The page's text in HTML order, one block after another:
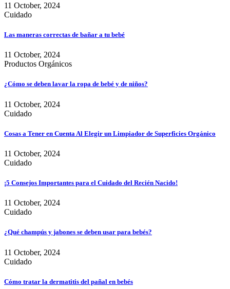
11 October, 2024
Cuidado
Las maneras correctas de bañar a tu bebé
11 October, 2024
Productos Orgánicos
¿Cómo se deben lavar la ropa de bebé y de niños?
11 October, 2024
Cuidado
Cosas a Tener en Cuenta Al Elegir un Limpiador de Superficies Orgánico
11 October, 2024
Cuidado
¡5 Consejos Importantes para el Cuidado del Recién Nacido!
11 October, 2024
Cuidado
¿Qué champús y jabones se deben usar para bebés?
11 October, 2024
Cuidado
Cómo tratar la dermatitis del pañal en bebés